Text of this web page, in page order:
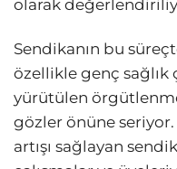
olarak
Sendikanın bu
özellikle genç sağlık
yürütülen
gözler önüne seriyor.
artışı sağlayan